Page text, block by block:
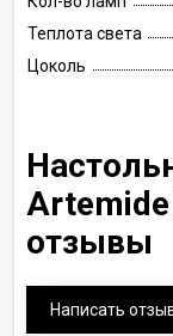
Теплота света
Цоколь
отзывы
Написать